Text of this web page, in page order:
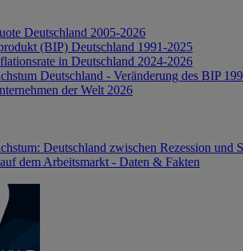
Deutschland 2005-2026
(BIP) Deutschland 1991-2025
in Deutschland 2024-2026
Deutschland - Veränderung des BIP
der Welt 2026
Deutschland zwischen Rezession und
dem Arbeitsmarkt - Daten & Fakten